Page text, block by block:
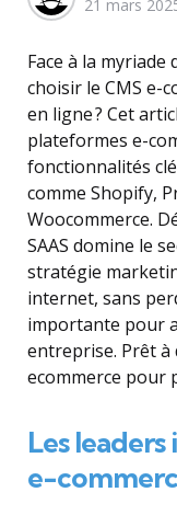
by
21 mars
Face à la
choisir le CMS e-
en ligne ? Cet
plateformes e-
fonctionnalités
comme Shopify,
Woocommerce.
SAAS domine le
stratégie
internet, sans
importante pour
entreprise. Prêt à
ecommerce pour
Les
e-